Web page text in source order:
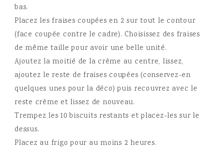
bas.
Placez les fraises coupées en 2 sur tout le contour
(face coupée contre le cadre). Choisissez des fraises
de même taille pour avoir une belle unité.
Ajoutez la moitié de la crème au centre, lissez,
ajoutez le reste de fraises coupées (conservez-en
quelques unes pour la déco) puis recouvrez avec le
reste crème et lissez de nouveau.
Trempez les 10 biscuits restants et placez-les sur le
dessus.
Placez au frigo pour au moins 2 heures.